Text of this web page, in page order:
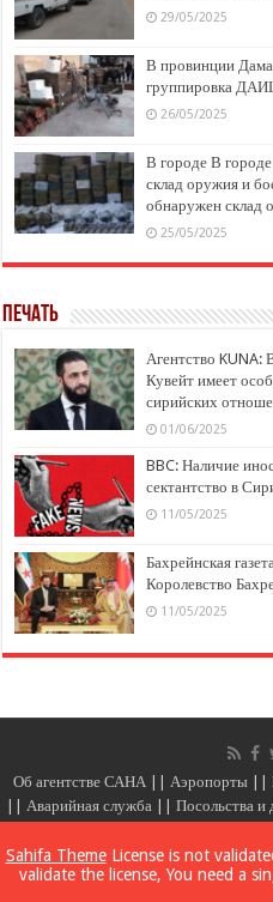
29/05/2025
В провинции
группировка
26/05/2025
В городе В
склад оружия и
обнаружен склад
25/05/2025
Печать
Агентство
Кувейт имеет
сирийских
01/06/2025
BBC: Наличие
сектантство в
11/05/2025
Бахрейнская
Королевство
11/05/2025
Об агентстве САНА Аэропорты
Аварийная служба Посольства
||Цены||
Сирийское арабское
Sahifa ThemeLicense is not
validate the license, You need a